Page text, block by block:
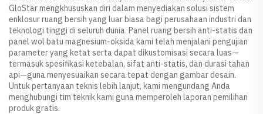
GloStar mengkhususkan diri dalam menyediakan solusi sistem
enklosur ruang bersih yang luar biasa bagi perusahaan industri dan
teknologi tinggi di seluruh dunia. Panel ruang bersih anti-statis dan
panel wol batu magnesium-oksida kami telah menjalani pengujian
parameter yang ketat serta dapat dikustomisasi secara luas—
termasuk spesifikasi ketebalan, sifat anti-statis, dan durasi tahan
api—guna menyesuaikan secara tepat dengan gambar desain.
Untuk pertanyaan teknis lebih lanjut, kami mengundang Anda
menghubungi tim teknik kami guna memperoleh laporan pemilihan
produk gratis.